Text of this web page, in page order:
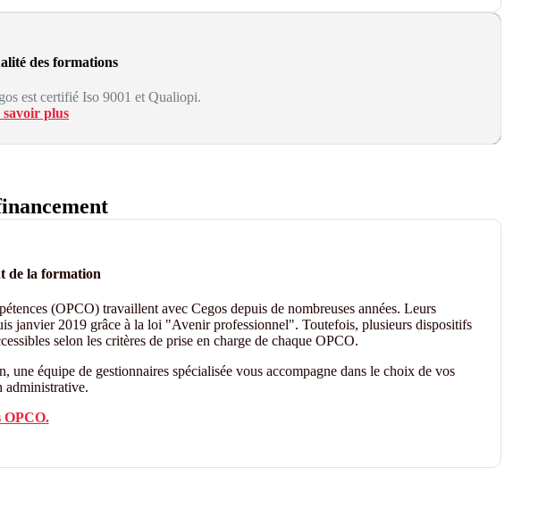
des formations
est certifié Iso 9001 et Qualiopi.
savoir plus
de la formation
(OPCO) travaillent avec Cegos depuis de nombreuses années. Leurs
janvier 2019 grâce à la loi "Avenir professionnel". Toutefois, plusieurs dispositifs
selon les critères de prise en charge de chaque OPCO.
une équipe de gestionnaires spécialisée vous accompagne dans le choix de vos
administrative.
OPCO.